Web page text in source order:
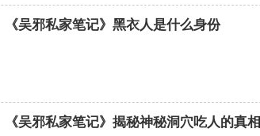
《吴邪私家笔记》黑衣人是什么身份
《吴邪私家笔记》揭秘神秘洞穴吃人的真相